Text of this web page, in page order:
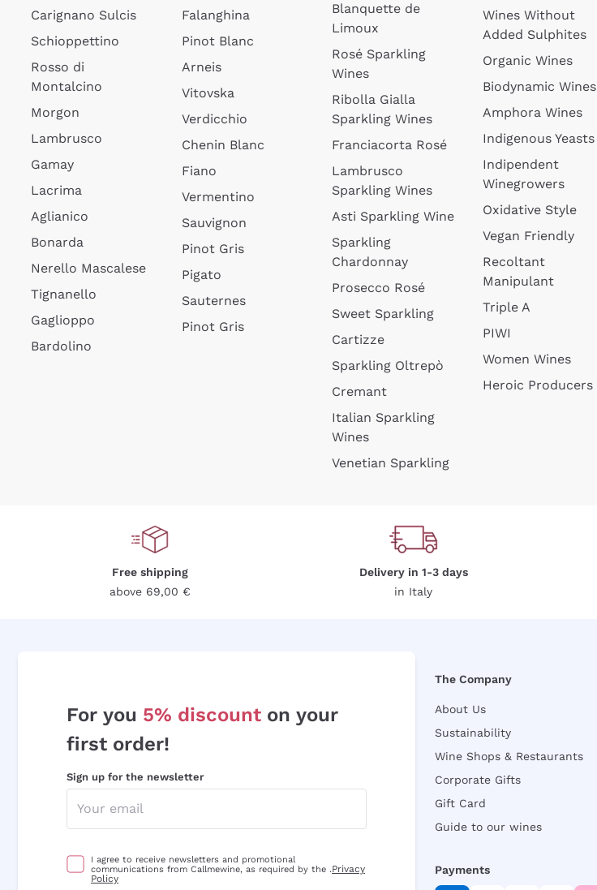
Carignano Sulcis
Schioppettino
Rosso di
Montalcino
Morgon
Lambrusco
Gamay
Lacrima
Aglianico
Bonarda
Nerello Mascalese
Tignanello
Gaglioppo
Bardolino
Falanghina
Pinot Blanc
Arneis
Vitovska
Verdicchio
Chenin Blanc
Fiano
Vermentino
Sauvignon
Pinot Gris
Pigato
Sauternes
Pinot Gris
Blanquette de
Limoux
Rosé Sparkling
Wines
Ribolla Gialla
Sparkling Wines
Franciacorta Rosé
Lambrusco
Sparkling Wines
Asti Sparkling Wine
Sparkling
Chardonnay
Prosecco Rosé
Sweet Sparkling
Cartizze
Sparkling Oltrepò
Cremant
Italian Sparkling
Wines
Venetian Sparkling
Wines Without
Added Sulphites
Organic Wines
Biodynamic Wines
Amphora Wines
Indigenous Yeasts
Indipendent
Winegrowers
Oxidative Style
Vegan Friendly
Recoltant
Manipulant
Triple A
PIWI
Women Wines
Heroic Producers
Free shipping
above 69,00 €
Delivery in 1-3 days
in Italy
For you 5% discount on your
first order!
Sign up for the newsletter
I agree to receive newsletters and promotional
communications from Callmewine, as required by the .Privacy
Policy
The Company
About Us
Sustainability
Wine Shops & Restaurants
Corporate Gifts
Gift Card
Guide to our wines
Payments